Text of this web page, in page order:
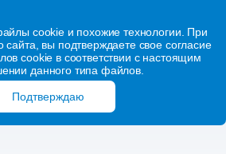
cookie и похожие технологии. При
сайта, вы подтверждаете свое согласие
cookie в соответствии с настоящим
данного типа файлов.
Подтверждаю